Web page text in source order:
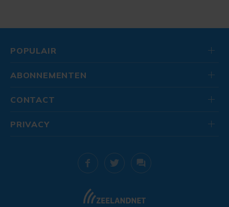
POPULAIR
ABONNEMENTEN
CONTACT
PRIVACY